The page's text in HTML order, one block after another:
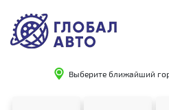
Выберите ближайший